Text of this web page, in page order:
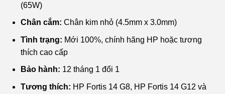
(65W)
Chân cắm: Chân kim nhỏ (4.5mm x 3.0mm)
Tình trạng: Mới 100%, chính hãng HP hoặc tương
thích cao cấp
Bảo hành: 12 tháng 1 đổi 1
Tương thích: HP Fortis 14 G8, HP Fortis 14 G12 và